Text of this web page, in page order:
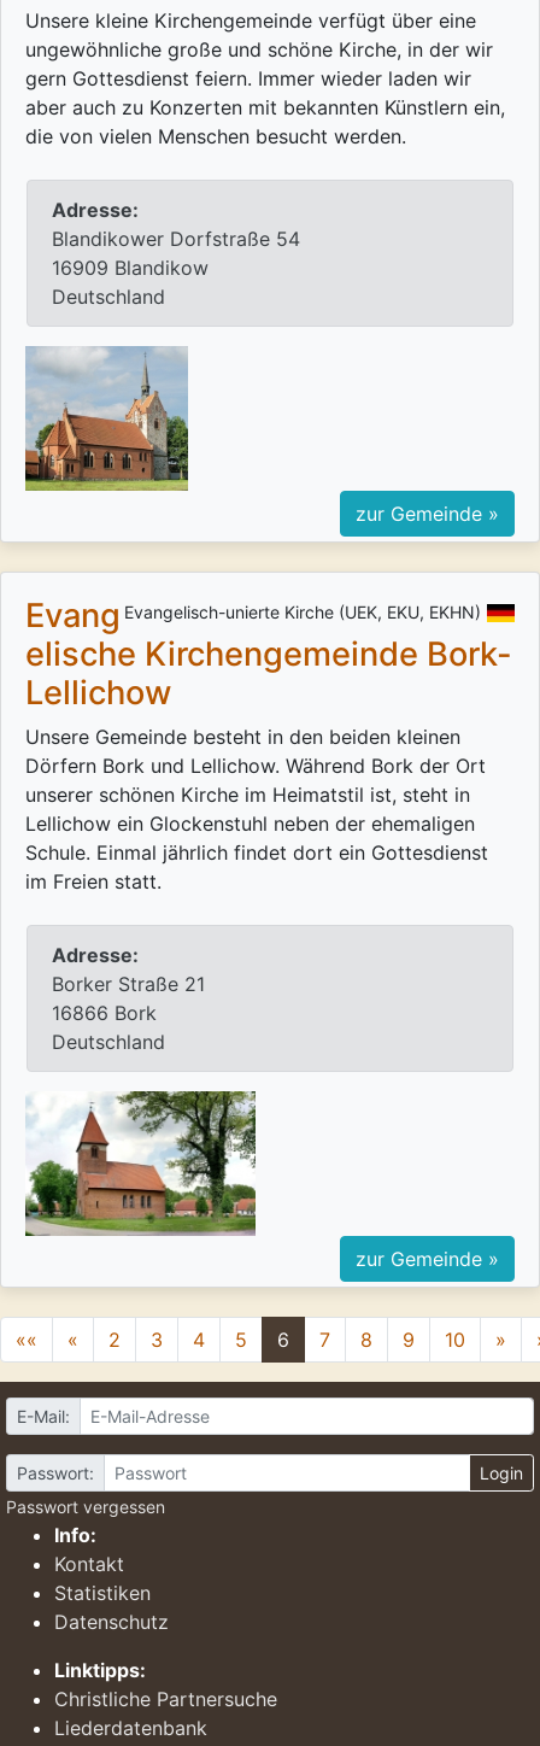
Unsere kleine Kirchengemeinde verfügt über eine
ungewöhnliche große und schöne Kirche, in der wir
gern Gottesdienst feiern. Immer wieder laden wir
aber auch zu Konzerten mit bekannten Künstlern ein,
die von vielen Menschen besucht werden.
Adresse:
Blandikower Dorfstraße 54
16909 Blandikow
Deutschland
zur Gemeinde »
Evangelisch-unierte Kirche (UEK, EKU, EKHN)
Evang
elische Kirchengemeinde Bork-
Lellichow
Unsere Gemeinde besteht in den beiden kleinen
Dörfern Bork und Lellichow. Während Bork der Ort
unserer schönen Kirche im Heimatstil ist, steht in
Lellichow ein Glockenstuhl neben der ehemaligen
Schule. Einmal jährlich findet dort ein Gottesdienst
im Freien statt.
Adresse:
Borker Straße 21
16866 Bork
Deutschland
zur Gemeinde »
«« « 2 3 4 5 6 7 8 9 10 »
E-Mail:
Passwort:
Login
Passwort vergessen
Info:
Kontakt
Statistiken
Datenschutz
Linktipps:
Christliche Partnersuche
Liederdatenbank